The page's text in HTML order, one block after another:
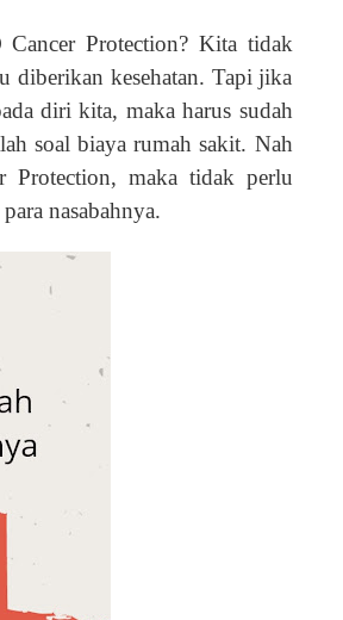
Protection? Kita tidak
diberikan kesehatan. Tapi jika
diri kita, maka harus sudah
soal biaya rumah sakit. Nah
Protection, maka tidak perlu
nasabahnya.